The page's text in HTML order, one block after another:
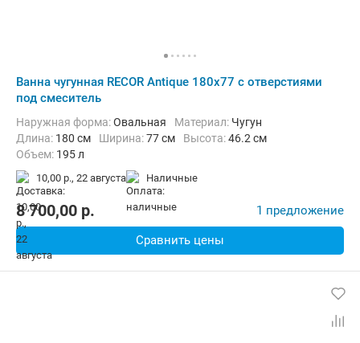
Ванна чугунная RECOR Antique 180x77 с отверстиями
под смеситель
Наружная форма:Овальная Материал: Чугун
Длина: 180 см Ширина:77 см Высота:46.2 см
Объем: 195 л
10,00 р., 22 августа наличные
8 700,00 p. 1 предложение
Сравнить цены